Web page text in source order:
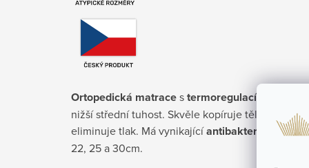
Ortopedická matracestermoregulací
nižší střední tuhost. Skvěle kopíruje tělo, je
eliminuje tlak. Má vynikajícíantibakteriální
22, 25 a 30cm.